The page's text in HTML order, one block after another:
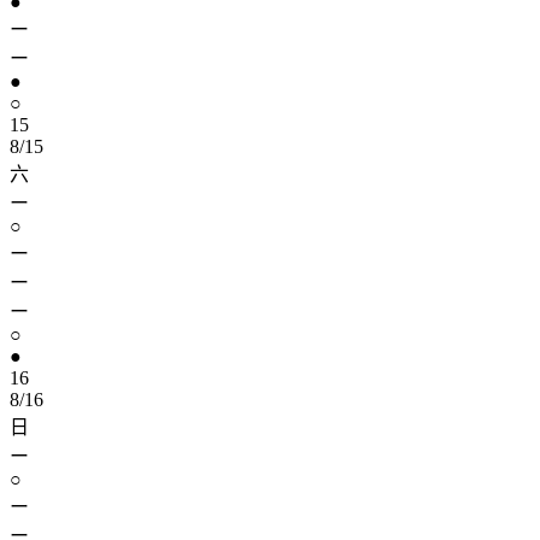
ー
ー
●
○
15
8/15
六
ー
○
ー
ー
ー
○
●
16
8/16
日
ー
○
ー